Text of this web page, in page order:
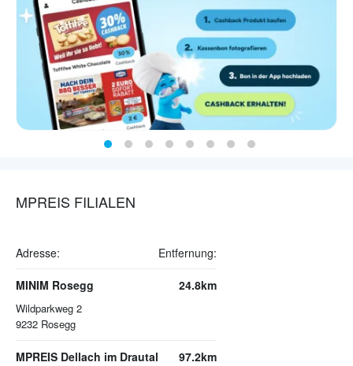
MPREIS FILIALEN
Adresse: Entfernung:
MINIM Rosegg
Wildparkweg 2
9232 Rosegg
24.8km
MPREIS Dellach im Drautal 97.2km